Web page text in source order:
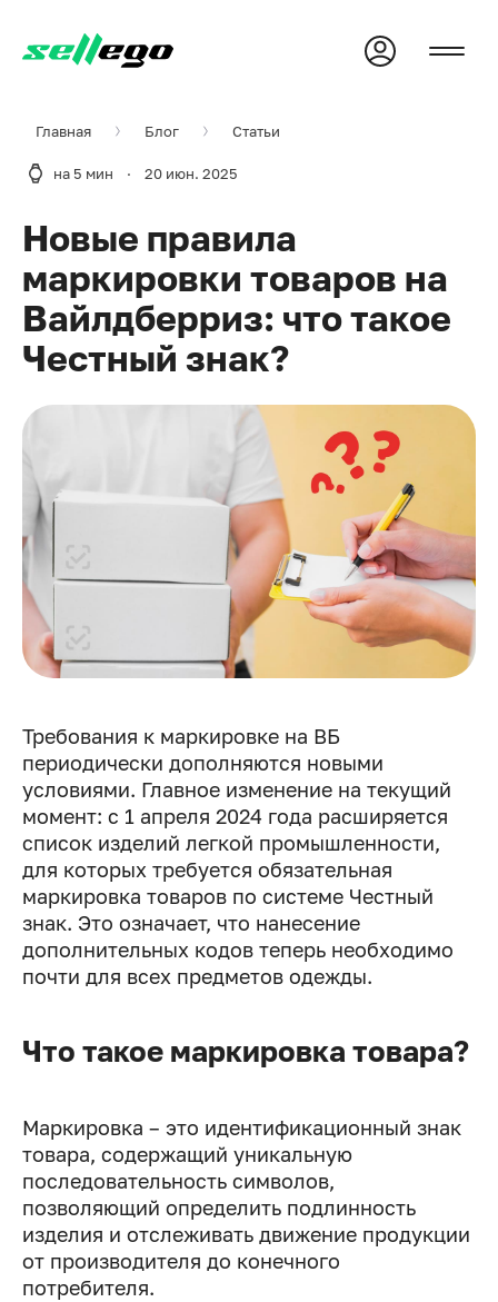
Главная Блог Статьи
на 5 мин · 20 июн. 2025
Новые правила
маркировки товаров на
Вайлдберриз: что такое
Честный знак?
Требования к маркировке на ВБ
периодически дополняются новыми
условиями. Главное изменение на текущий
момент: с 1 апреля 2024 года расширяется
список изделий легкой промышленности,
для которых требуется обязательная
маркировка товаров по системе Честный
знак. Это означает, что нанесение
дополнительных кодов теперь необходимо
почти для всех предметов одежды.
Что такое маркировка товара?
Маркировка – это идентификационный знак
товара, содержащий уникальную
последовательность символов,
позволяющий определить подлинность
изделия и отслеживать движение продукции
от производителя до конечного
потребителя.